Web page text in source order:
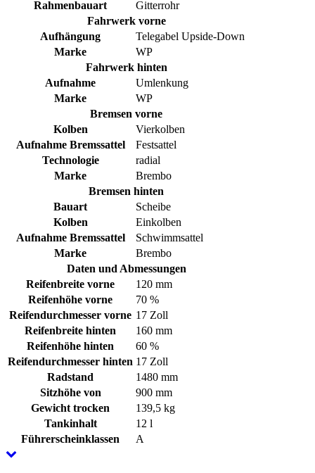
Rahmenbauart
Gitterrohr
Fahrwerk vorne
Aufhängung
Telegabel Upside-Down
Marke
WP
Fahrwerk hinten
Aufnahme
Umlenkung
Marke
WP
Bremsen vorne
Kolben
Vierkolben
Aufnahme Bremssattel
Festsattel
Technologie
radial
Marke
Brembo
Bremsen hinten
Bauart
Scheibe
Kolben
Einkolben
Aufnahme Bremssattel
Schwimmsattel
Marke
Brembo
Daten und Abmessungen
Reifenbreite vorne
120 mm
Reifenhöhe vorne
70 %
Reifendurchmesser vorne 17 Zoll
Reifenbreite hinten
160 mm
Reifenhöhe hinten
60 %
Reifendurchmesser hinten 17 Zoll
Radstand
1480 mm
Sitzhöhe von
900 mm
Gewicht trocken
139,5 kg
Tankinhalt
12 l
Führerscheinklassen
A